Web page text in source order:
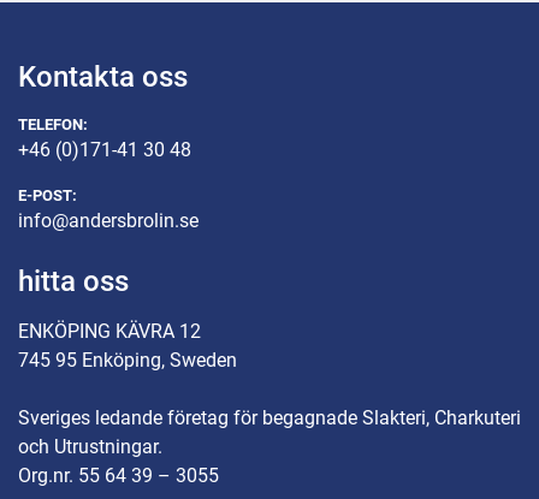
Kontakta oss
TELEFON:
+46 (0)171-41 30 48
E-POST:
info@andersbrolin.se
hitta oss
ENKÖPING KÄVRA 12
745 95 Enköping, Sweden
Sveriges ledande företag för begagnade Slakteri, Charkuteri
och Utrustningar.
Org.nr. 55 64 39 – 3055